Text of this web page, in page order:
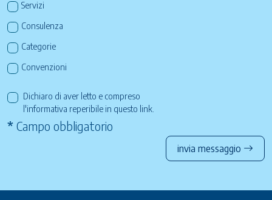
Servizi
Consulenza
Categorie
Convenzioni
Dichiaro di aver letto e compreso
l'informativa reperibile in questo link
* Campo obbligatorio
invia messaggio